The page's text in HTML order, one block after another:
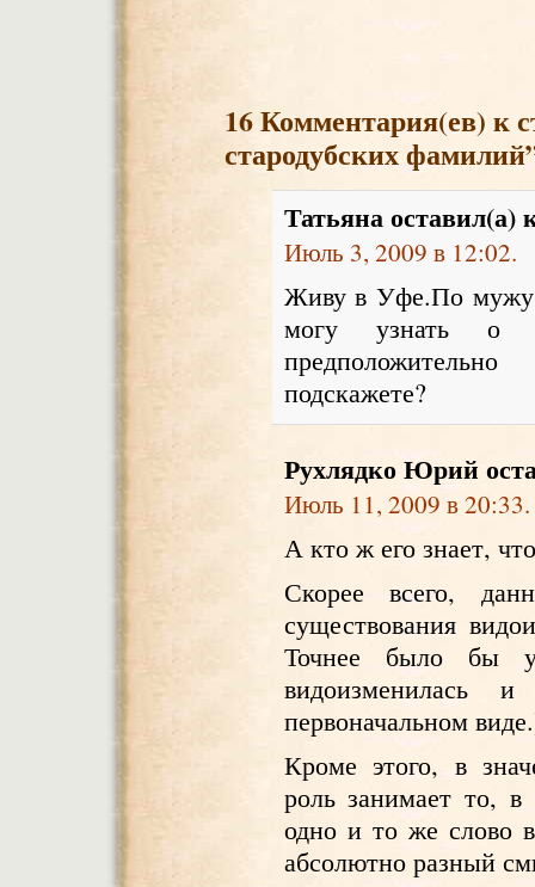
16 Комментария(ев) к
стародубских
Татьянаоставил(а)
Июль 3, 2009 в 12:02.
Живу в Уфе.По
могу узнать о
предположительно
подскажете?
Рухлядко Юрий
Июль 11, 2009 в 20:33.
А кто ж его знает,
Скорее всего,
существования
Точнее было бы
видоизменилась
первоначальном
Кроме этого, в
роль занимает то,
одно и то же слово
абсолютно разный